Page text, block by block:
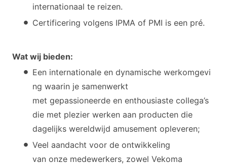
internationaal te reizen.
Certificering volgens IPMA of PMI is een pré.
Wat wij bieden:
Een internationale en dynamische werkomgevi
ng waarin je samenwerkt
met gepassioneerde en enthousiaste collega’s
die met plezier werken aan producten die
dagelijks wereldwijd amusement opleveren;
Veel aandacht voor de ontwikkeling
van onze medewerkers, zowel Vekoma